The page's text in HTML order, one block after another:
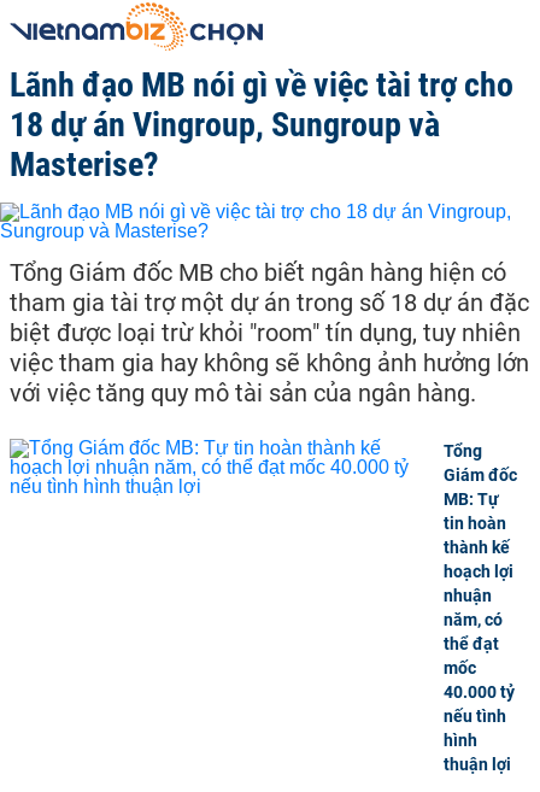
Lãnh đạo MB nói gì về việc tài trợ cho
18 dự án Vingroup, Sungroup và
Masterise?
Tổng Giám đốc MB cho biết ngân hàng hiện có
tham gia tài trợ một dự án trong số 18 dự án đặc
biệt được loại trừ khỏi "room" tín dụng, tuy nhiên
việc tham gia hay không sẽ không ảnh hưởng lớn
với việc tăng quy mô tài sản của ngân hàng.
Tổng
Giám đốc
MB: Tự
tin hoàn
thành kế
hoạch lợi
nhuận
năm, có
thể đạt
mốc
40.000 tỷ
nếu tình
hình
thuận lợi